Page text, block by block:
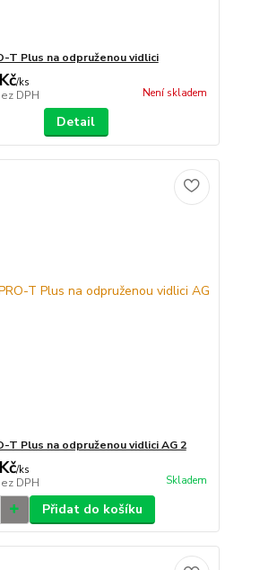
T Plus na odpruženou vidlici
/ks
DPH Není skladem
Detail
T Plus na odpruženou vidlici AG 2
/ks
DPH Skladem
Přidat do košíku